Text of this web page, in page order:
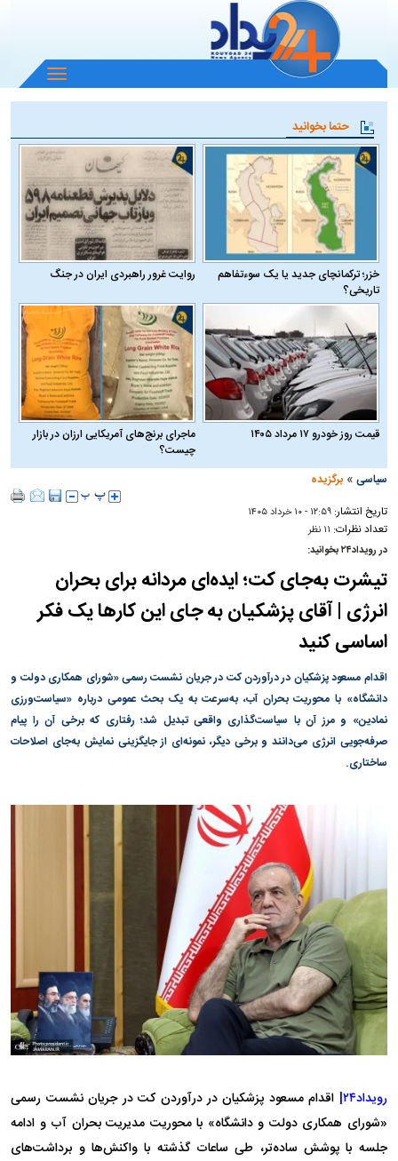
باز
و
منو
حتما بخوانید
خزر؛ ترکمانچای جدید یا یک سوءتفاهم
تاریخی؟
روایت غرور راهبردی ایران در جنگ
قیمت روز خودرو ۱۷ مرداد ۱۴۰۵
ماجرای برنج‌های آمریکایی ارزان در بازار
چیست؟
سیاسی »برگزیده
تاریخ انتشار:۱۲:۵۹ - ۱۰ خرداد ۱۴۰۵
تعداد نظرات: ۱۱ نظر
در رویداد۲۴ بخوانید:
تیشرت به‌جای کت؛ ایده‌ای مردانه برای بحران
انرژی | آقای پزشکیان به جای این کارها یک فکر
اساسی کنید
اقدام مسعود پزشکیان در درآوردن کت در جریان نشست رسمی «شورای همکاری دولت و
دانشگاه» با محوریت بحران آب، به‌سرعت به یک بحث عمومی درباره «سیاست‌ورزی
نمادین» و مرز آن با سیاست‌گذاری واقعی تبدیل شد؛ رفتاری که برخی آن را پیام
صرفه‌جویی انرژی می‌دانند و برخی دیگر، نمونه‌ای از جایگزینی نمایش به‌جای اصلاحات
ساختاری.
رویداد۲۴|
اقدام مسعود پزشکیان در درآوردن کت در جریان نشست رسمی
«شورای همکاری دولت و دانشگاه» با محوریت مدیریت بحران آب و ادامه
جلسه با پوشش ساده‌تر، طی ساعات گذشته با واکنش‌ها و برداشت‌های